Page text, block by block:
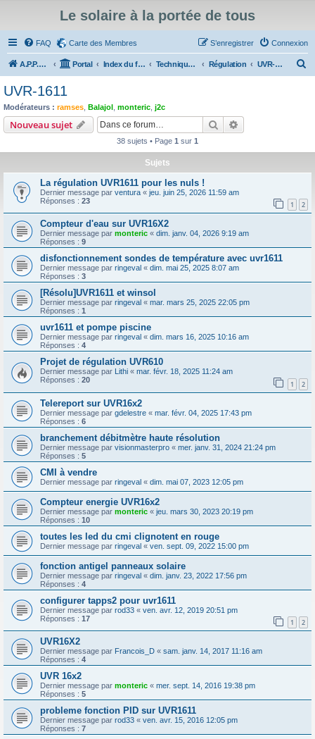
Le solaire à la portée de tous
FAQ Carte des Membres Connexion
S’enregistrer
A.P.P.E.R Portal Index du forum Technique du Solaire Thermique Régulation UVR-1611
e
r
UVR-1611
Modérateurs : ramses Balajol monteric j2c
Nouveau sujet Rechercher
38 sujets • Page 1 sur 1
Sujets
La régulation UVR1611 pour les nuls !
Dernier message par ventura « jeu. juin 25, 2026 11:59 am
Réponses : 23 1 2
Compteur d'eau sur UVR16X2
Dernier message par monteric « dim. janv. 04, 2026 9:19 am
Réponses : 9
disfonctionnement sondes de température avec uvr1611
Dernier message par ringeval « dim. mai 25, 2025 8:07 am
Réponses : 3
[Résolu]UVR1611 et winsol
Dernier message par ringeval « mar. mars 25, 2025 22:05 pm
Réponses : 1
uvr1611 et pompe piscine
Dernier message par ringeval « dim. mars 16, 2025 10:16 am
Réponses : 4
Projet de régulation UVR610
Dernier message par Lithi « mar. févr. 18, 2025 11:24 am
Réponses : 20 1 2
Telereport sur UVR16x2
Dernier message par gdelestre « mar. févr. 04, 2025 17:43 pm
Réponses : 6
branchement débitmètre haute résolution
Dernier message par visionmasterpro « mer. janv. 31, 2024 21:24 pm
Réponses : 5
CMI à vendre
Dernier message par ringeval « dim. mai 07, 2023 12:05 pm
Compteur energie UVR16x2
Dernier message par monteric « jeu. mars 30, 2023 20:19 pm
Réponses : 10
toutes les led du cmi clignotent en rouge
Dernier message par ringeval « ven. sept. 09, 2022 15:00 pm
fonction antigel panneaux solaire
Dernier message par ringeval « dim. janv. 23, 2022 17:56 pm
Réponses : 4
configurer tapps2 pour uvr1611
Dernier message par rod33 « ven. avr. 12, 2019 20:51 pm
Réponses : 17 1 2
UVR16X2
Dernier message par Francois_D « sam. janv. 14, 2017 11:16 am
Réponses : 4
UVR 16x2
Dernier message par monteric « mer. sept. 14, 2016 19:38 pm
Réponses : 5
probleme fonction PID sur UVR1611
Dernier message par rod33 « ven. avr. 15, 2016 12:05 pm
Réponses : 7